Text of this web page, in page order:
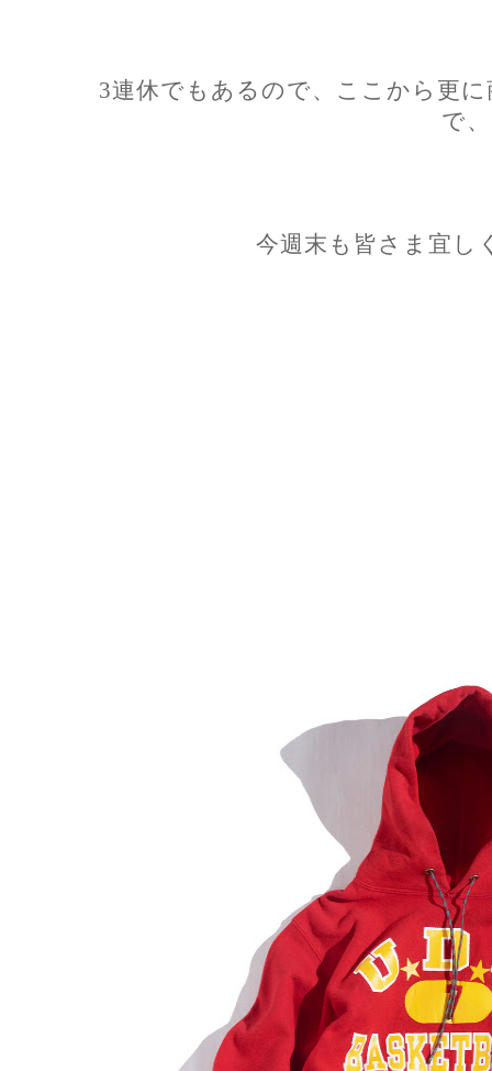
3連休でもあるので、ここから更
で、
今週末も皆さま宜し